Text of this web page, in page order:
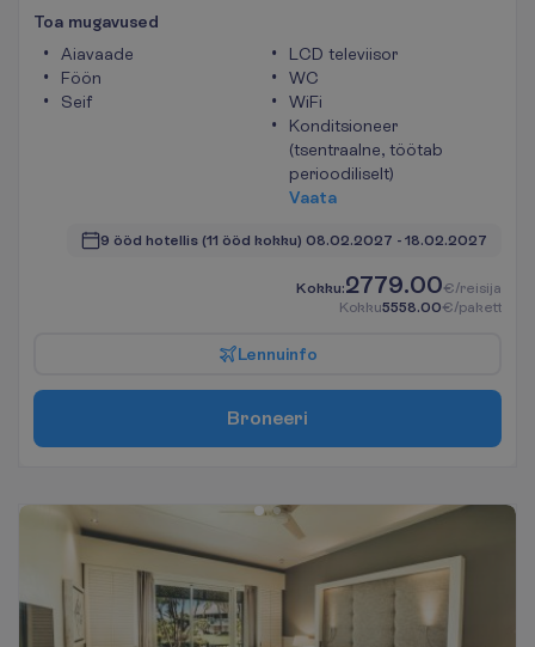
Toa mugavused
Aiavaade
Föön
Seif
LCD televiisor
WC
WiFi
Konditsioneer
(tsentraalne, töötab
perioodiliselt)
Vaata
9 ööd hotellis (11 ööd kokku) 08.02.2027 - 18.02.2027
Kokku:2779.00€/reisija
Kokku5558.00€/pakett
Lennuinfo
Broneeri